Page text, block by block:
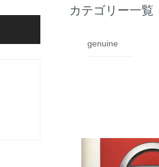
カテゴリー一覧
genuine